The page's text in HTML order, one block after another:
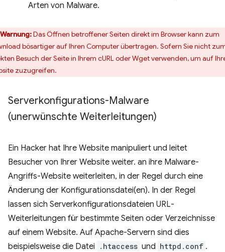
Arten von Malware.
Warnung:Das Öffnen betroffener Seiten direkt im Browser kann zum
bösartiger auf Ihren Computer übertragen. Sofern Sie nicht
Besuch der Seite in Ihrem cURL oder Wget verwenden, um auf
zuzugreifen.
Serverkonfigurations-Malware
(unerwünschte Weiterleitungen)
Ein Hacker hat Ihre Website manipuliert und leitet
Besucher von Ihrer Website weiter. an ihre Malware-
Angriffs-Website weiterleiten, in der Regel durch eine
Änderung der Konfigurationsdatei(en). In der Regel
lassen sich Serverkonfigurationsdateien URL-
Weiterleitungen für bestimmte Seiten oder Verzeichnisse
auf einem Website. Auf Apache-Servern sind dies
beispielsweise die Datei
.htaccess und httpd.conf .